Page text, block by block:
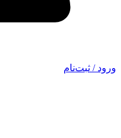
ورود / ثبت‌نام